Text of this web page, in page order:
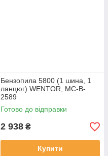
Бензопила 5800 (1 шина, 1
ланцюг) WENTOR, MC-B-
2589
Готово до відправки
2 938 ₴
Купити